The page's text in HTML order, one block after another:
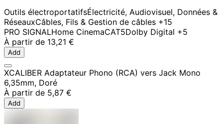
Outils électroportatifsÉlectricité, Audiovisuel, Données &
RéseauxCâbles, Fils & Gestion de câbles +15
PRO SIGNALHome CinemaCAT5Dolby Digital +5
À partir de 13,21 €
Add
XCALIBER Adaptateur Phono (RCA) vers Jack Mono
6,35mm, Doré
À partir de 5,87 €
Add